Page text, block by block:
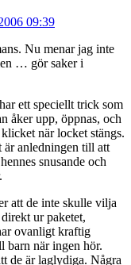
09:39
Nu menar jag inte
… gör saker i
ett speciellt trick som
åker upp, öppnas, och
när locket stängs.
är anledningen till att
snusande och
att de inte skulle vilja
ur paketet,
ovanligt kraftig
barn när ingen hör.
de är laglydiga. Några